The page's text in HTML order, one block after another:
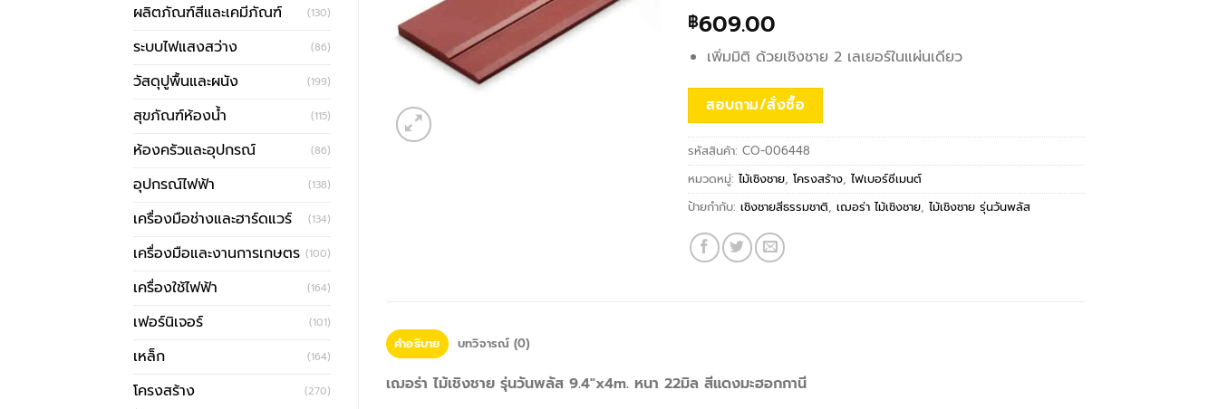
ผลิตภัณฑ์สีและเคมีภัณฑ์ (130)
ระบบไฟแสงสว่าง (86)
วัสดุปูพื้นและผนัง (199)
สุขภัณฑ์ห้องน้ำ (115)
ห้องครัวและอุปกรณ์ (86)
อุปกรณ์ไฟฟ้า (138)
เครื่องมือช่างและฮาร์ดแวร์ (134)
เครื่องมือและงานการเกษตร (100)
เครื่องใช้ไฟฟ้า (164)
เฟอร์นิเจอร์ (101)
เหล็ก (164)
โครงสร้าง (270)
฿609.00
เพิ่มมิติ ด้วยเชิงชาย 2 เลเยอร์ในแผ่นเดียว
สอบถาม/สั่งซื้อ
รหัสสินค้า:CO-006448
หมวดหมู่:ไม้เชิงชาย,โครงสร้าง,ไฟเบอร์ซีเมนต์
ป้ายกำกับ:เชิงชายสีธรรมชาติ,เฌอร่า ไม้เชิงชาย,ไม้เชิงชาย รุ่นวันพลัส
คำอธิบาย บทวิจารณ์ (0)
เฌอร่า ไม้เชิงชาย รุ่นวันพลัส 9.4″x4m. หนา 22มิล สีแดงมะฮอกกานี